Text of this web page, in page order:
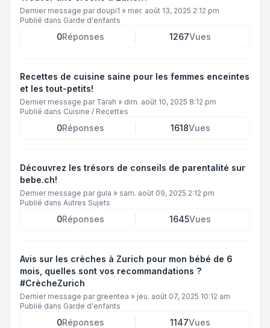
Dernier message par doupi1 » mer. août 13, 2025 2:12 pm
Publié dans Garde d'enfants
0Réponses 1267Vues
Recettes de cuisine saine pour les femmes enceintes
et les tout-petits!
Dernier message par Tarah » dim. août 10, 2025 8:12 pm
Publié dans Cuisine / Recettes
0Réponses 1618Vues
Découvrez les trésors de conseils de parentalité sur
bebe.ch!
Dernier message par gula » sam. août 09, 2025 2:12 pm
Publié dans Autres Sujets
0Réponses 1645Vues
Avis sur les crèches à Zurich pour mon bébé de 6
mois, quelles sont vos recommandations ?
#CrècheZurich
Dernier message par greentea » jeu. août 07, 2025 10:12 am
Publié dans Garde d'enfants
0Réponses 1147Vues